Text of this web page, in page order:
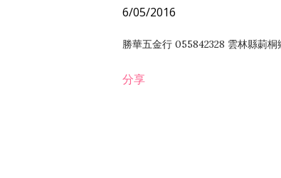
6/05/2016
勝華五金行 055842328 雲林縣莿桐
分享